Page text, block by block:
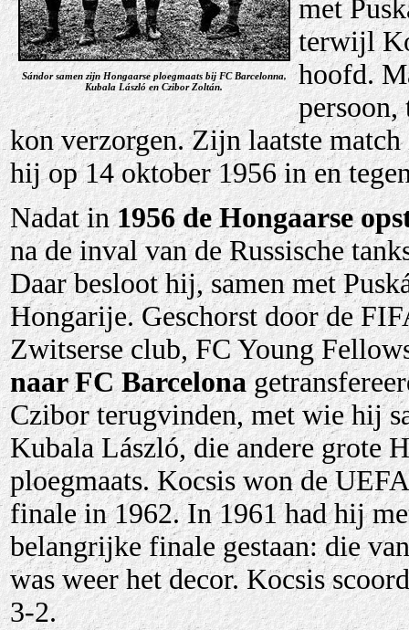
Sándor samen zijn Hongaarse ploegmaats bij FC Barcelonna,
Kubala László en Czibor Zoltán.
met
terwijl
hoofd.
kon verzorgen. Zijn laatste
hij op 14 oktober 1956 in en
Nadat in1956 de Hongaarse
na de inval van de Russische
Daar besloot hij, samen met
Hongarije. Geschorst door de
Zwitserse club, FC Young
naar FC Barcelona
Czibor terugvinden, met wie hij
Kubala László, die andere grote
ploegmaats. Kocsis won de
finale in 1962. In 1961 had hij
belangrijke finale gestaan: die
was weer het decor. Kocsis
3-2.